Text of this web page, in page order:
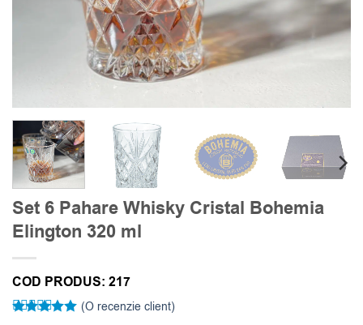
Set 6 Pahare Whisky Cristal Bohemia
Elington 320 ml
COD PRODUS: 217
(O recenzie client)